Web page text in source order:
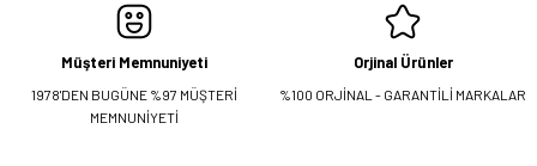
Müşteri Memnuniyeti
1978'DEN BUGÜNE %97 MÜŞTERİ
MEMNUNİYETİ
Orjinal Ürünler
%100 ORJİNAL - GARANTİLİ MARKALAR